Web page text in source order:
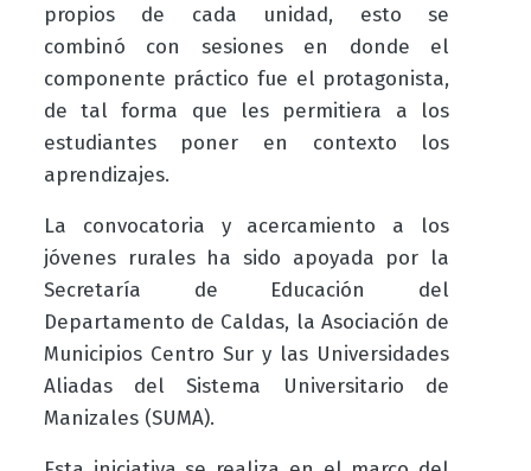
propios de cada unidad, esto se
combinó con sesiones en donde el
componente práctico fue el protagonista,
de tal forma que les permitiera a los
estudiantes poner en contexto los
aprendizajes.
La convocatoria y acercamiento a los
jóvenes rurales ha sido apoyada por la
Secretaría de Educación del
Departamento de Caldas, la Asociación de
Municipios Centro Sur y las Universidades
Aliadas del Sistema Universitario de
Manizales (SUMA).